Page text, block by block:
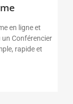
en ligne et
un Conférencier
rapide et